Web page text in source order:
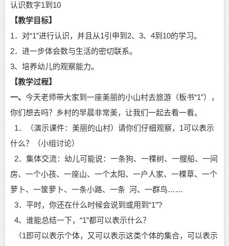
认识数字1到10
【教学目标】
1．对“1”进行认识，并且从1引申到2、3、4到 10的学习。
2．进一步体会数与生活的密切联系。
3、培养幼儿的观察能力。
【教学过程】
一、 今天老师带大家到一座美丽的小山村去旅游（板书“1”），
你们想去吗？乡村的早晨非常美，让我们一起去看一看。
1．（演示课件：美丽的山村）请你们仔细观察，1可以表示
什么？（小组讨论）
2．集体交流： 幼儿可能说：一条狗、一棵树、一艘船、一间
房、一个小孩、一座山、一个太阳、一户人家、一棵草、一个
萝卜、一筐萝卜、一条小路、一条 河、一群鸟……
3．平时，你还在什么时候会说到或用到“1”?
4、谁能总结一下，“1”都可以表示什么？
（1即可以表示个体，又可以表示这类个体的集合，可以表示